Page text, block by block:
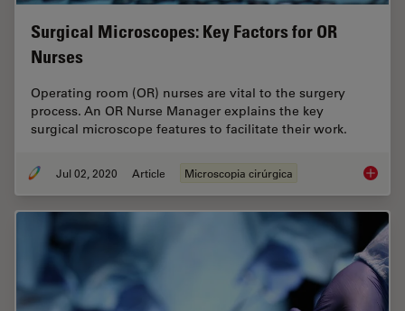
Surgical Microscopes: Key Factors for OR
Nurses
Operating room (OR) nurses are vital to the surgery
process. An OR Nurse Manager explains the key
surgical microscope features to facilitate their work.
Jul 02, 2020 Article Microscopia cirúrgica